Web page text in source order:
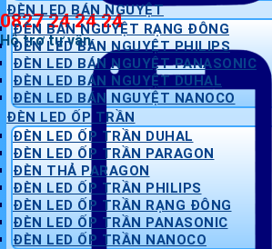
0827 24 24 24
Hỗ trợ tư vấn
ĐÈN LED BÁN NGUYỆT
ĐÈN BÁN NGUYỆT RẠNG ĐÔNG
ĐÈN LED BÁN NGUYỆT PHILIPS
ĐÈN LED BÁN NGUYỆT PANASONIC
ĐÈN LED BÁN NGUYỆT DUHAL
ĐÈN LED BÁN NGUYỆT NANOCO
ĐÈN LED ỐP TRẦN
ĐÈN LED ỐP TRẦN DUHAL
ĐÈN LED ỐP TRẦN PARAGON
ĐÈN THẢ PARAGON
ĐÈN LED ỐP TRẦN PHILIPS
ĐÈN LED ỐP TRẦN RẠNG ĐÔNG
ĐÈN LED ỐP TRẦN PANASONIC
ĐÈN LED ỐP TRẦN NANOCO